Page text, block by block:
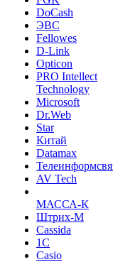
DoCash
ЭВС
Fellowes
D-Link
Opticon
PRO Intellect
Technology
Microsoft
Dr.Web
Star
Китай
Datamax
AV Tech
МАССА-К
Штрих-М
Cassida
1С
Casio